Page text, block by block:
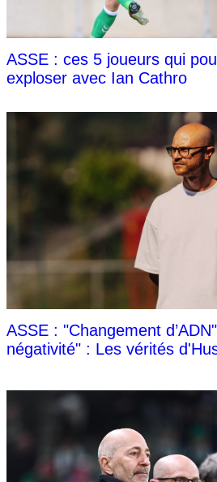
ASSE : ces 5 joueurs qui
exploser avec Ian Cathro
ASSE : "Changement
négativité" : Les vérités